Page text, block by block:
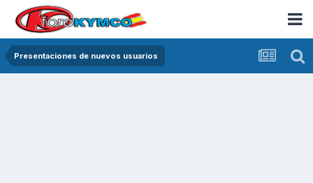
Presentaciones de nuevos usuarios